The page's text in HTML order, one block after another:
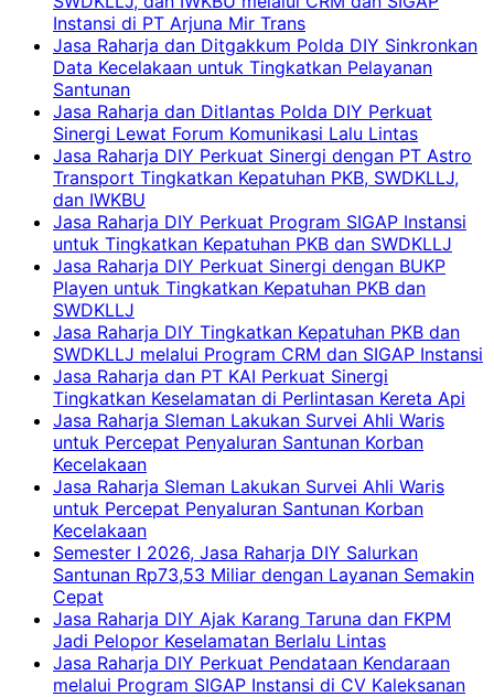
Instansi di PT Arjuna Mir Trans
Jasa Raharja dan Ditgakkum Polda DIY Sinkronkan
Data Kecelakaan untuk Tingkatkan Pelayanan
Santunan
Jasa Raharja dan Ditlantas Polda DIY Perkuat
Sinergi Lewat Forum Komunikasi Lalu Lintas
Jasa Raharja DIY Perkuat Sinergi dengan PT Astro
Transport Tingkatkan Kepatuhan PKB, SWDKLLJ,
dan IWKBU
Jasa Raharja DIY Perkuat Program SIGAP Instansi
untuk Tingkatkan Kepatuhan PKB dan SWDKLLJ
Jasa Raharja DIY Perkuat Sinergi dengan BUKP
Playen untuk Tingkatkan Kepatuhan PKB dan
SWDKLLJ
Jasa Raharja DIY Tingkatkan Kepatuhan PKB dan
SWDKLLJ melalui Program CRM dan SIGAP Instansi
Jasa Raharja dan PT KAI Perkuat Sinergi
Tingkatkan Keselamatan di Perlintasan Kereta Api
Jasa Raharja Sleman Lakukan Survei Ahli Waris
untuk Percepat Penyaluran Santunan Korban
Kecelakaan
Jasa Raharja Sleman Lakukan Survei Ahli Waris
untuk Percepat Penyaluran Santunan Korban
Kecelakaan
Semester I 2026, Jasa Raharja DIY Salurkan
Santunan Rp73,53 Miliar dengan Layanan Semakin
Cepat
Jasa Raharja DIY Ajak Karang Taruna dan FKPM
Jadi Pelopor Keselamatan Berlalu Lintas
Jasa Raharja DIY Perkuat Pendataan Kendaraan
melalui Program SIGAP Instansi di CV Kaleksanan